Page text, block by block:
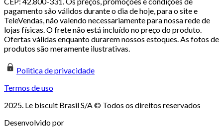
pagamento são válidos durante o dia de hoje, para o site e
TeleVendas, não valendo necessariamente para nossa rede de
lojas físicas. O frete não está incluído no preço do produto.
Ofertas válidas enquanto durarem nossos estoques. As fotos de
produtos são meramente ilustrativas.
Politica de privacidade
Termos de uso
2025. Le biscuit Brasil S/A © Todos os direitos reservados
Desenvolvido por